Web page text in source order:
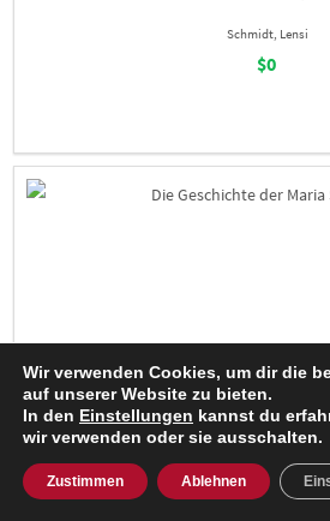
Schmidt, Lensi
$0
Wir verwenden Cookies, um dir die
auf unserer Website zu bieten.
In den Einstellungen kannst du
wir verwenden oder sie ausschalten.
Zustimmen Ablehnen